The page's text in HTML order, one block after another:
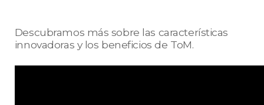
Descubramos más sobre las características
innovadoras y los beneficios de ToM.